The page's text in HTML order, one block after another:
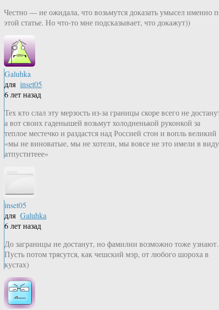
Честно — не ожидала, что возьмутся доказать умысел именно
этой статье. Но что-то мне подсказывает, что докажут))
Galuhka
для inset05
6 лет назад
Тех кто слал эту мерзость из-за границы скоре всего не
а вот своих гаденышей возьмут холодненькой руконкой за
теплое местечко и раздастся над Россией стон и вопль великий
«мы не виноватые, мы не хотели, мы вовсе не это имели в
атпуститеее»
inset05
для Galuhka
6 лет назад
До заграницы не достанут, но фамилии возможно тоже узнают.
Пусть потом трясутся, как чешский мэр, от любого шороха в
кустах)